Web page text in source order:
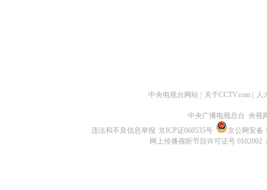
中央电视台网站 关于CCTV.com 人
中央广播电视总台 央视
违法和不良信息举报 京ICP证060535号
京公网安备
网上传播视听节目许可证号 0102002